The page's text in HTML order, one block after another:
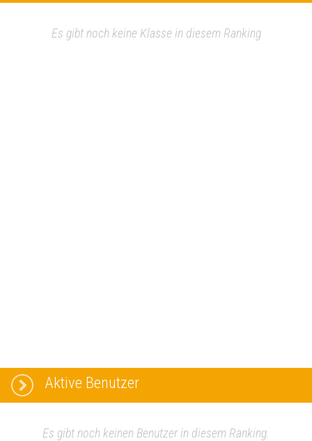
Es gibt noch keine Klasse in diesem Ranking
Aktive Benutzer
Es gibt noch keinen Benutzer in diesem Ranking.